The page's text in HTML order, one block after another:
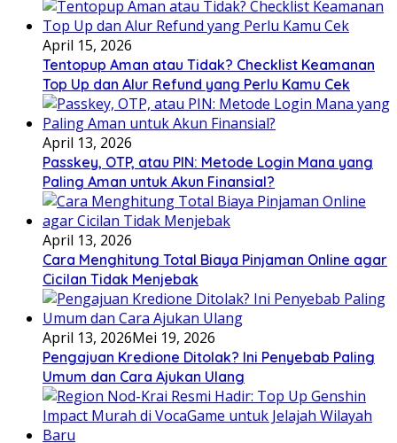
April 15, 2026
Tentopup Aman atau Tidak? Checklist Keamanan
Top Up dan Alur Refund yang Perlu Kamu Cek
April 13, 2026
Passkey, OTP, atau PIN: Metode Login Mana yang
Paling Aman untuk Akun Finansial?
April 13, 2026
Cara Menghitung Total Biaya Pinjaman Online agar
Cicilan Tidak Menjebak
April 13, 2026Mei 19, 2026
Pengajuan Kredione Ditolak? Ini Penyebab Paling
Umum dan Cara Ajukan Ulang